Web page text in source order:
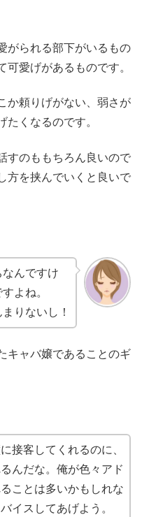
がられる部下がいるもの
愛げがあるものです。
か頼りげがない、弱さが
たくなるのです。
すのももちろん良いので
方を挟んでいくと良いで
んですけ
よね。
りないし！
キャバ嬢であることのギ
接客してくれるのに、
んだな。俺が色々アド
ことは多いかもしれな
イスしてあげよう。